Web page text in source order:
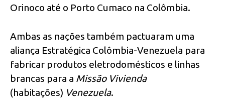
Orinoco até o Porto Cumaco na Colômbia.
Ambas as nações também pactuaram uma
aliança Estratégica Colômbia-Venezuela para
fabricar produtos eletrodomésticos e linhas
brancas para a Missão Vivienda
(habitações) Venezuela.